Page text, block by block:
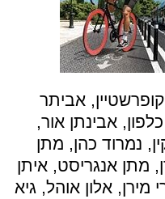
אביתר
אבינתן אור,
נמרוד כהן, מתן
מתן אנגריסט, איתן
מירן, אלון אוהל, גיא